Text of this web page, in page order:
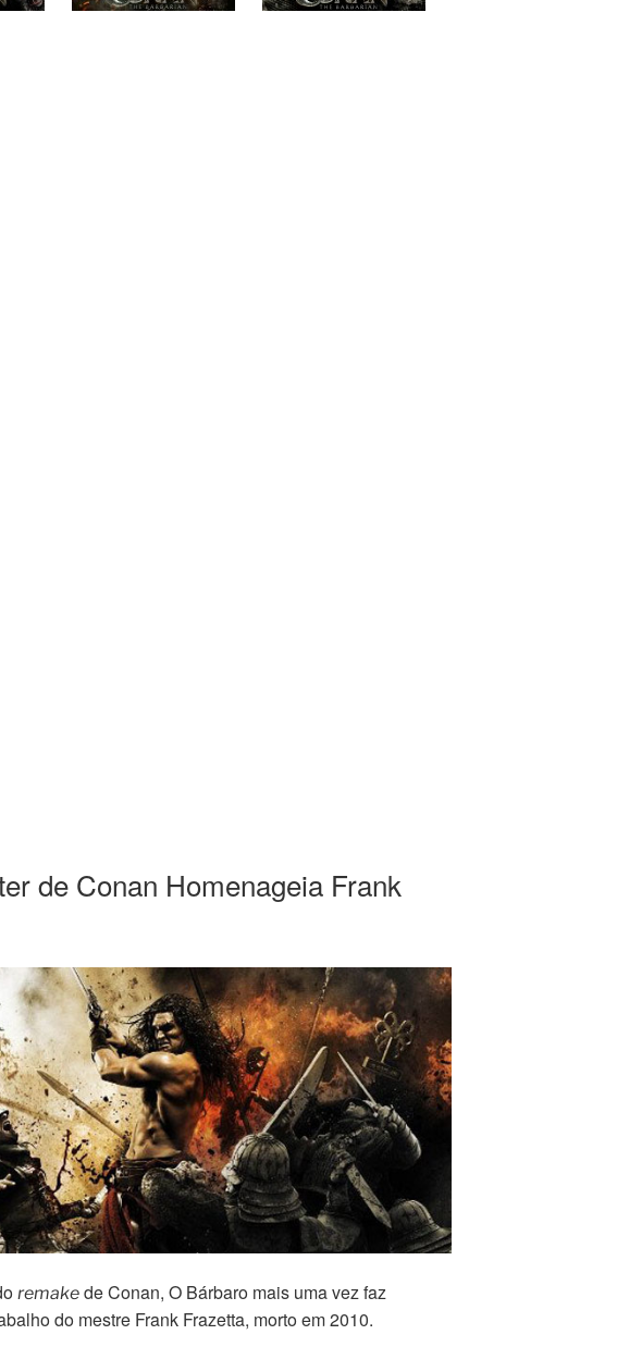
de Conan Homenageia Frank
remake de Conan, O Bárbaro mais uma vez faz
do mestre Frank Frazetta, morto em 2010.